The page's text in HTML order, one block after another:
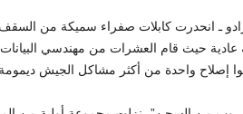
ـ انحدرت كابلات صفراء سميكة من
عادية حيث قام العشرات من مهندسي البيانات
إصلاح واحدة من أكثر مشاكل الجيش ديمومة.